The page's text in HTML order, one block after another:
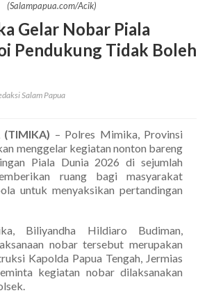
(Salampapua.com/Acik)
Gelar Nobar Piala
Pendukung Tidak Boleh
Salam Papua
(TIMIKA) – Polres Mimika, Provinsi
menggelar kegiatan nonton bareng
Piala Dunia 2026 di sejumlah
ruang bagi masyarakat
untuk menyaksikan pertandingan
Biliyandha Hildiaro Budiman,
nobar tersebut merupakan
Kapolda Papua Tengah, Jermias
kegiatan nobar dilaksanakan